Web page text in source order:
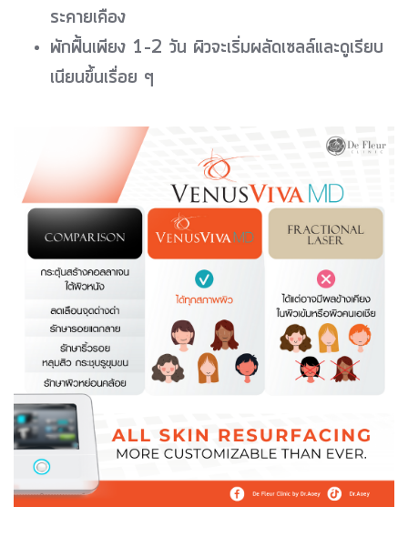
ระคายเคือง
พักฟื้นเพียง 1–2 วัน ผิวจะเริ่มผลัดเซลล์และดูเรียบ
เนียนขึ้นเรื่อย ๆ